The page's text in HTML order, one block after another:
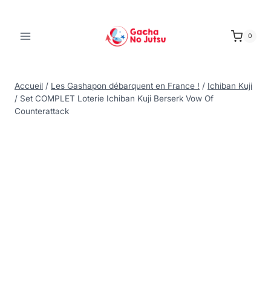
0
Accueil / Les Gashapon débarquent en France ! / Ichiban Kuji
/ Set COMPLET Loterie Ichiban Kuji Berserk Vow Of
Counterattack